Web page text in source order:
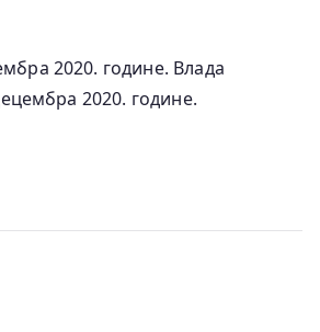
2020. године. Влада
2020. године.